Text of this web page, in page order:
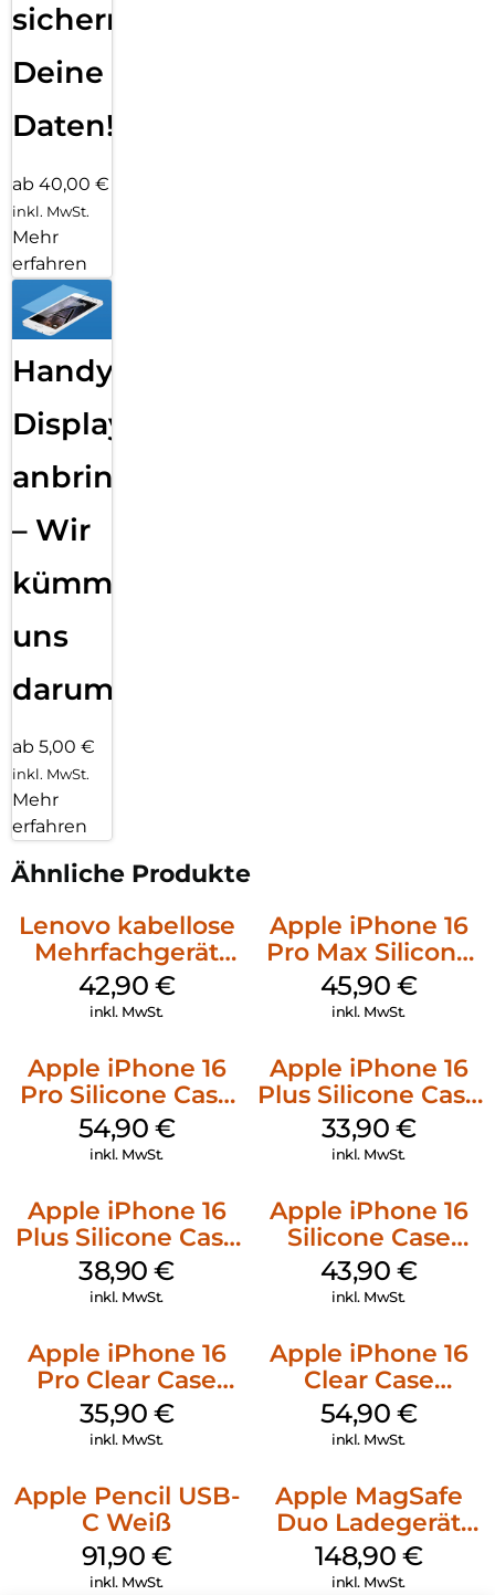
sichern
Deine
Daten!
ab 40,00 €
inkl. MwSt.
Mehr
erfahren
Handy
Displayfolie
anbringen
– Wir
kümmern
uns
darum!
ab 5,00 €
inkl. MwSt.
Mehr
erfahren
Ähnliche Produkte
Lenovo kabellose
Mehrfachgerät
Luna Grey
42,90 €
inkl. MwSt.
Apple iPhone 16
Pro Max Silicone
Case MagSafe
Ultramarine
45,90 €
inkl. MwSt.
Apple iPhone 16
Pro Silicone Case
MagSafe Black
54,90 €
inkl. MwSt.
Apple iPhone 16
Plus Silicone Case
MagSafe Lake
Green
33,90 €
inkl. MwSt.
Apple iPhone 16
Plus Silicone Case
MagSafe Denim
38,90€
inkl. MwSt.
Apple iPhone 16
Silicone Case
MagSafe Plum
43,90 €
inkl. MwSt.
Apple iPhone 16
Pro Clear Case
MagSafe
Transparent
35,90 €
inkl. MwSt.
Apple iPhone 16
Clear Case
MagSafe
Transparent
54,90 €
inkl. MwSt.
Apple Pencil USB-
C Weiß
91,90 €
inkl. MwSt.
Apple MagSafe
Duo Ladegerät
Weiß
148,90 €
inkl. MwSt.